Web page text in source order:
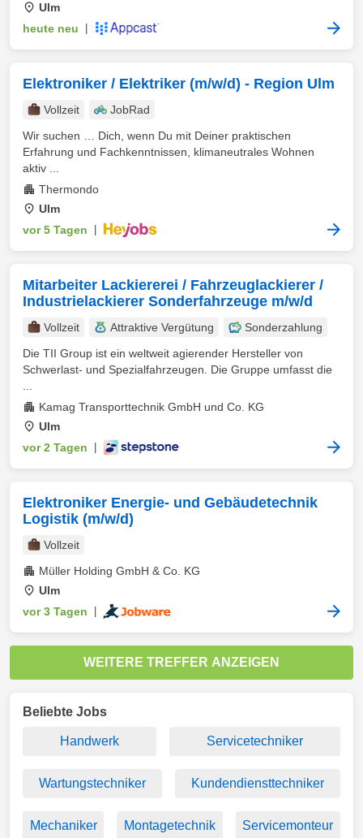
Ulm
heute neu
Elektroniker / Elektriker (m/w/d) - Region Ulm
Vollzeit
JobRad
Wir suchen … Dich, wenn Du mit Deiner praktischen
Erfahrung und Fachkenntnissen, klimaneutrales Wohnen
aktiv ...
Thermondo
Ulm
vor 5 Tagen
Mitarbeiter Lackiererei / Fahrzeuglackierer /
Industrielackierer Sonderfahrzeuge m/w/d
Vollzeit Attraktive Vergütung
Sonderzahlung
Die TII Group ist ein weltweit agierender Hersteller von
Schwerlast- und Spezialfahrzeugen. Die Gruppe umfasst die
Kamag Transporttechnik GmbH und Co. KG
Ulm
vor 2 Tagen
Elektroniker Energie- und Gebäudetechnik
Logistik (m/w/d)
Vollzeit
Müller Holding GmbH & Co. KG
Ulm
vor 3 Tagen
WEITERE TREFFER ANZEIGEN
Beliebte Jobs
Handwerk Servicetechniker
Wartungstechniker Kundendiensttechniker
Mechaniker Montagetechnik Servicemonteur